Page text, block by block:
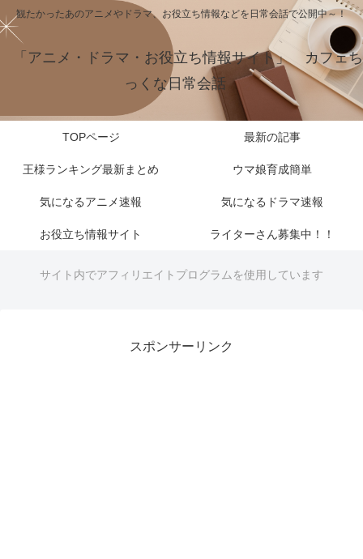
観たかったあのアニメやドラマ、お役立ち情報などを日常会話で公開中～！
「アニメ・ドラマ・お役立ち情報サイト」 カフェち
っくな日常会話
TOPページ 最新の記事
王様ランキング最新まとめ ウマ娘育成簡単
気になるアニメ速報 気になるドラマ速報
お役立ち情報サイト ライターさん募集中！！
サイト内でアフィリエイトプログラムを使用しています
スポンサーリンク